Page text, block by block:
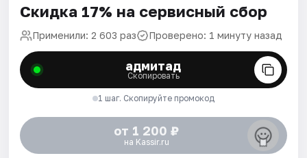
Скидка 17% на сервисный сбор
Применили: 2 603 раз Проверено: 1 минуту назад
адмитад
Скопировать
1 шаг. Скопируйте промокод
от 1 200 ₽
на Kassir.ru